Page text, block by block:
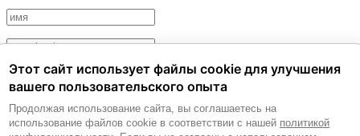
Политика обработки персональных данных. Согласие на
обработку персональных данных.
Согласие на получение рекламных и информационных
Этот сайт использует файлы cookie для улучшения
вашего пользовательского опыта
Продолжая использование сайта, вы соглашаетесь на
использование файлов cookie в соответствии с нашей политикой